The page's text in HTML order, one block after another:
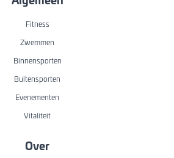
Fitness
Zwemmen
Binnensporten
Buitensporten
Evenementen
Vitaliteit
Over